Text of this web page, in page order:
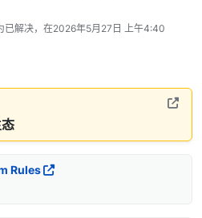
已解决，在2026年5月27日 上午4:40
Rules